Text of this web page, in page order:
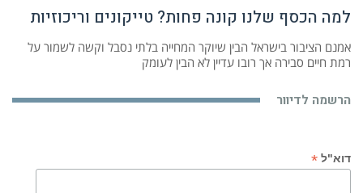
למה הכסף שלנו קונה פחות? טייקונים וריכוזיות
אמנם הציבור בישראל הבין שיוקר המחייה בלתי נסבל וקשה לשמור על
רמת חיים סבירה אך רובו עדיין לא הבין לעומק
הרשמה לדיוור
דוא"ל *